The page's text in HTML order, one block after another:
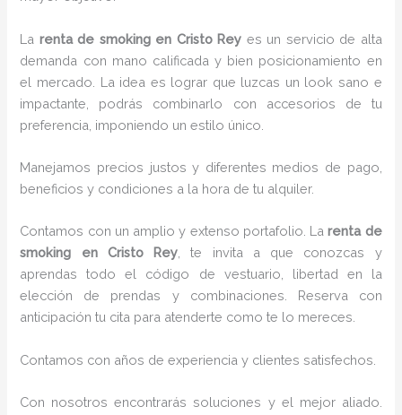
La renta de smoking en Cristo Rey es un servicio de alta
demanda con mano calificada y bien posicionamiento en
el mercado. La idea es lograr que luzcas un look sano e
impactante, podrás combinarlo con accesorios de tu
preferencia, imponiendo un estilo único.
Manejamos precios justos y diferentes medios de pago,
beneficios y condiciones a la hora de tu alquiler.
Contamos con un amplio y extenso portafolio. Larenta de
smoking en Cristo Rey, te invita a que conozcas y
aprendas todo el código de vestuario, libertad en la
elección de prendas y combinaciones. Reserva con
anticipación tu cita para atenderte como te lo mereces.
Contamos con años de experiencia y clientes satisfechos.
Con nosotros encontrarás soluciones y el mejor aliado.